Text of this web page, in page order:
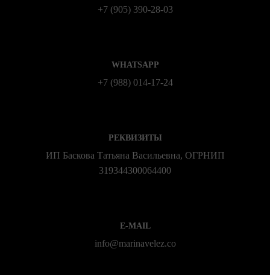
+7 (905) 390-28-03
WHATSAPP
+7 (988) 014‑17‑24
РЕКВИЗИТЫ
ИП Баскова Татьяна Васильевна, ОГРНИП
319344300064400
E-MAIL
info@marinavelez.co